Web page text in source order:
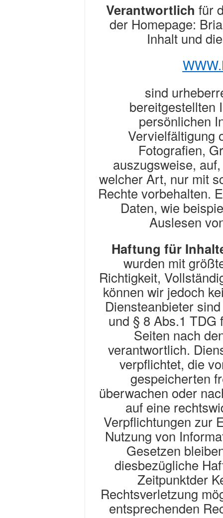
Verantwortlich für
der Homepage:
Inhalt und
sind
bereitgestellten
persönlichen
Vervielfältigung
Fotografien,
auszugsweise,
welcher Art, nur mit
Rechte vorbehalten.
Daten, wie
Auslesen
Haftung für
wurden mit
Richtigkeit,
können wir jedoch
Diensteanbieter
und § 8 Abs.1 TDG
Seiten nach
verantwortlich.
verpflichtet, die
gespeicherten
überwachen oder
auf eine
Verpflichtungen zur
Nutzung von
Gesetzen
diesbezügliche
Zeitpunktder
Rechtsverletzung
entsprechenden